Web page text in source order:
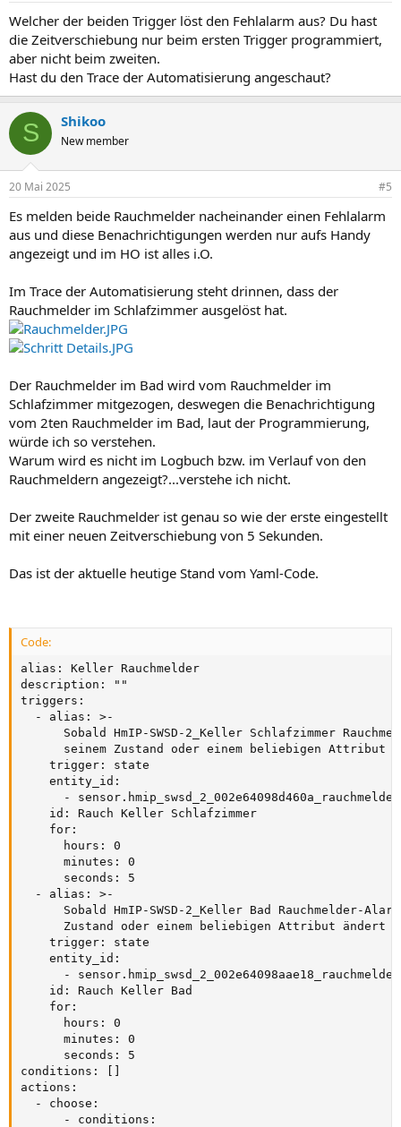
Welcher der beiden Trigger löst den Fehlalarm aus? Du hast
die Zeitverschiebung nur beim ersten Trigger programmiert,
aber nicht beim zweiten.
Hast du den Trace der Automatisierung angeschaut?
S Shikoo
New member
20 Mai 2025 #5
Es melden beide Rauchmelder nacheinander einen Fehlalarm
aus und diese Benachrichtigungen werden nur aufs Handy
angezeigt und im HO ist alles i.O.
Im Trace der Automatisierung steht drinnen, dass der
Rauchmelder im Schlafzimmer ausgelöst hat.
Der Rauchmelder im Bad wird vom Rauchmelder im
Schlafzimmer mitgezogen, deswegen die Benachrichtigung
vom 2ten Rauchmelder im Bad, laut der Programmierung,
würde ich so verstehen.
Warum wird es nicht im Logbuch bzw. im Verlauf von den
Rauchmeldern angezeigt?...verstehe ich nicht.
Der zweite Rauchmelder ist genau so wie der erste eingestellt
mit einer neuen Zeitverschiebung von 5 Sekunden.
Das ist der aktuelle heutige Stand vom Yaml-Code.
Code:
alias: Keller Rauchmelder
description: ""
triggers:
  - alias: >-
Sobald HmIP-SWSD-2_Keller Schlafzimmer
seinem Zustand oder einem beliebigen Attribut
    trigger: state
    entity_id:
-
    id: Rauch Keller Schlafzimmer
    for:
      hours: 0
      minutes: 0
      seconds: 5
  - alias: >-
Sobald HmIP-SWSD-2_Keller Bad Rauchmelder-
      Zustand oder einem beliebigen Attribut ändert
    trigger: state
    entity_id:
-
    id: Rauch Keller Bad
    for:
      hours: 0
      minutes: 0
      seconds: 5
conditions: []
actions:
  - choose:
      - conditions: